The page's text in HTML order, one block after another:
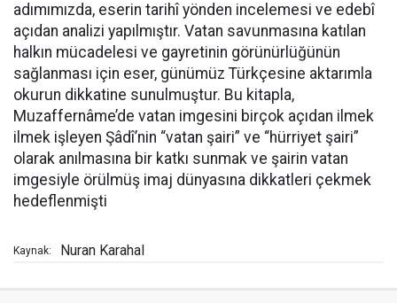
adımımızda, eserin tarihî yönden incelemesi ve edebî
açıdan analizi yapılmıştır. Vatan savunmasına katılan
halkın mücadelesi ve gayretinin görünürlüğünün
sağlanması için eser, günümüz Türkçesine aktarımla
okurun dikkatine sunulmuştur. Bu kitapla,
Muzaffernâme’de vatan imgesini birçok açıdan ilmek
ilmek işleyen Şâdî’nin “vatan şairi” ve “hürriyet şairi”
olarak anılmasına bir katkı sunmak ve şairin vatan
imgesiyle örülmüş imaj dünyasına dikkatleri çekmek
hedeflenmişti
Kaynak: Nuran Karahal